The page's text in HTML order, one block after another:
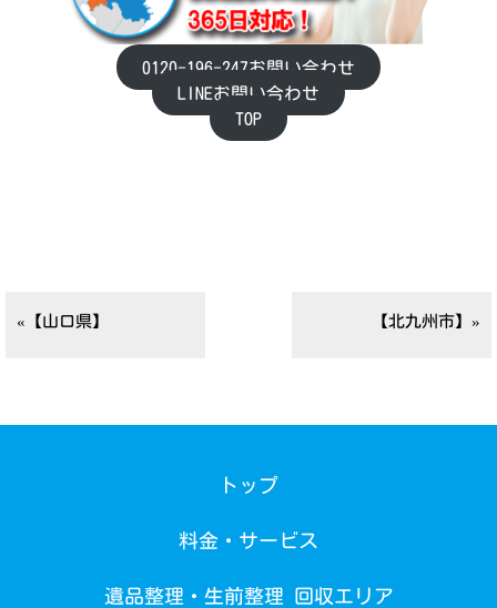
0120-196-247お問い合わせ
LINEお問い合わせ
TOP
«【山口県】 【北九州市】»
トップ
料金・サービス
遺品整理・生前整理 回収エリア